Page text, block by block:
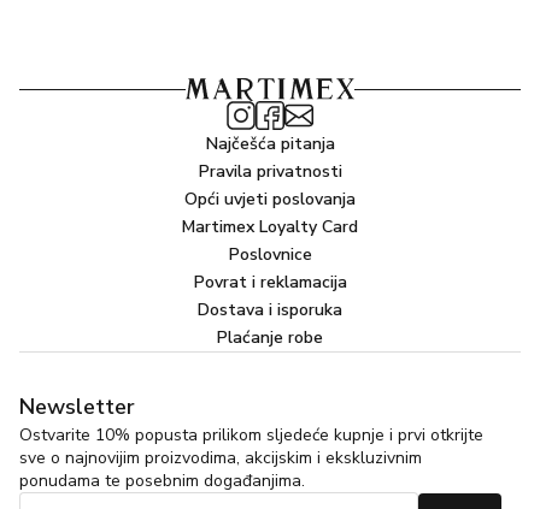
Najčešća pitanja
Pravila privatnosti
Opći uvjeti poslovanja
Martimex Loyalty Card
Poslovnice
Povrat i reklamacija
Dostava i isporuka
Plaćanje robe
Newsletter
Ostvarite 10% popusta prilikom sljedeće kupnje i prvi otkrijte
sve o najnovijim proizvodima, akcijskim i ekskluzivnim
ponudama te posebnim događanjima.